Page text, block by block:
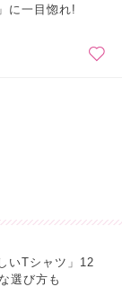
に一目惚れ!
いTシャツ」12
選び方も